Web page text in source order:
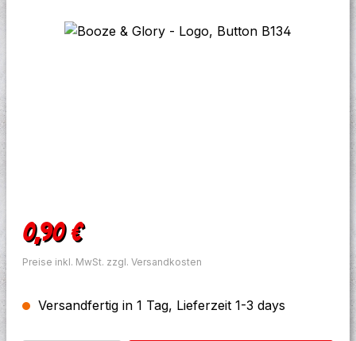
Bildergalerie überspringen
Regulärer Preis:
0,90 €
Preise inkl. MwSt. zzgl. Versandkosten
Versandfertig in 1 Tag, Lieferzeit 1-3 days